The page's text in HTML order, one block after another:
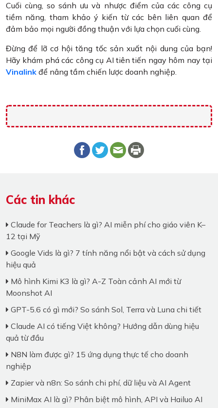
Cuối cùng, so sánh ưu và nhược điểm của các công cụ
tiềm năng, tham khảo ý kiến từ các bên liên quan để
đảm bảo mọi người đồng thuận với lựa chọn cuối cùng.
Đừng để lỡ cơ hội tăng tốc sản xuất nội dung của bạn!
Hãy khám phá các công cụ AI tiên tiến ngay hôm nay tại
Vinalink để nâng tầm chiến lược doanh nghiệp.
Các tin khác
Claude for Teachers là gì? AI miễn phí cho giáo viên K–
12 tại Mỹ
Google Vids là gì? 7 tính năng nổi bật và cách sử dụng
hiệu quả
Mô hình Kimi K3 là gì? A-Z Toàn cảnh AI mới từ
Moonshot AI
GPT-5.6 có gì mới? So sánh Sol, Terra và Luna chi tiết
Claude AI có tiếng Việt không? Hướng dẫn dùng hiệu
quả từ đầu
N8N làm được gì? 15 ứng dụng thực tế cho doanh
nghiệp
Zapier và n8n: So sánh chi phí, dữ liệu và AI Agent
MiniMax AI là gì? Phân biệt mô hình, API và Hailuo AI